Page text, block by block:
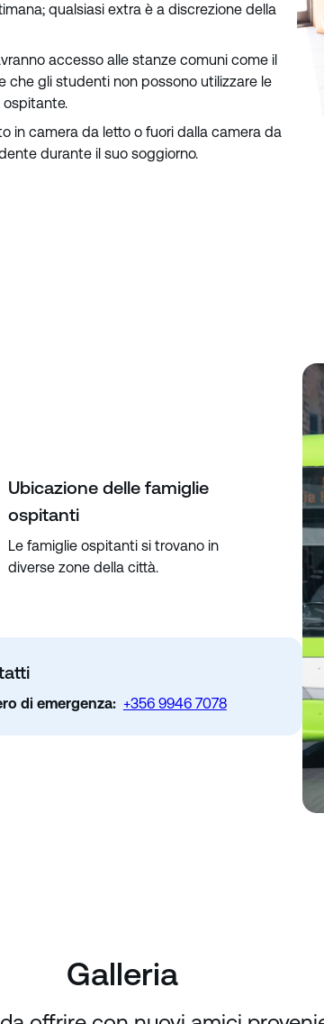
qualsiasi extra è a discrezione della
accesso alle stanze comuni come il
che gli studenti non possono utilizzare le
ospitante.
in camera da letto o fuori dalla camera da
durante il suo soggiorno.
Ubicazione delle famiglie
ospitanti
Le famiglie ospitanti si trovano in
diverse zone della città.
di emergenza: +356 9946 7078
Galleria